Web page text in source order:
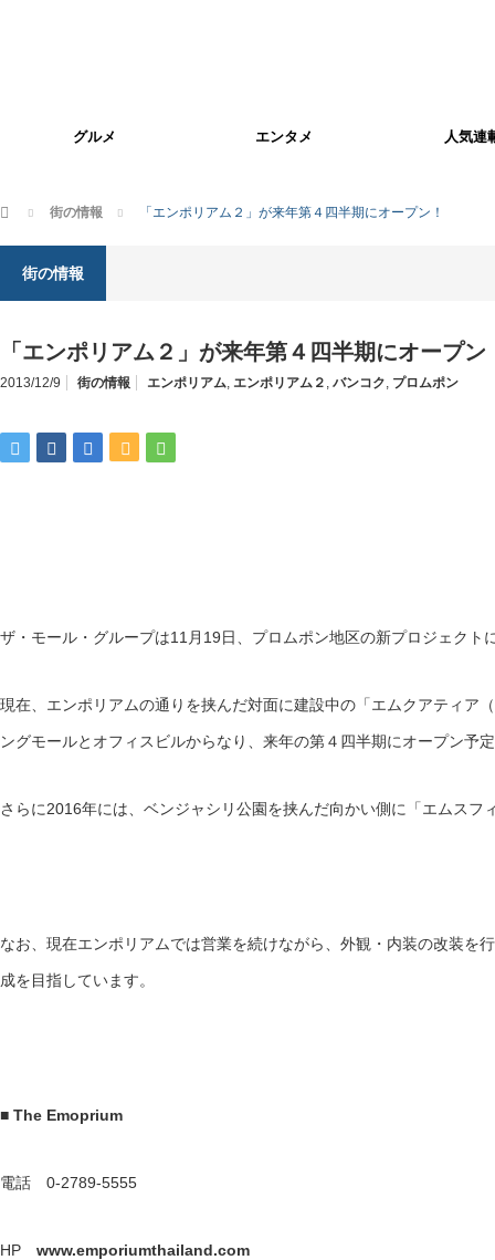
グルメ エンタメ 人気連
ホーム 街の情報 「エンポリアム２」が来年第４四半期にオープン！
街の情報
「エンポリアム２」が来年第４四半期にオープン
2013/12/9 街の情報 エンポリアム, エンポリアム２ , バンコク, プロムポン
ザ・モール・グループは11月19日、プロムポン地区の新プロジェクト
現在、エンポリアムの通りを挟んだ対面に建設中の「エムクアティア
ングモールとオフィスビルからなり、来年の第４四半期にオープン予
さらに2016年には、ベンジャシリ公園を挟んだ向かい側に「エムスフ
なお、現在エンポリアムでは営業を続けながら、外観・内装の改装を
成を目指しています。
■ The Emoprium
電話 0-2789-5555
HP www.emporiumthailand.com